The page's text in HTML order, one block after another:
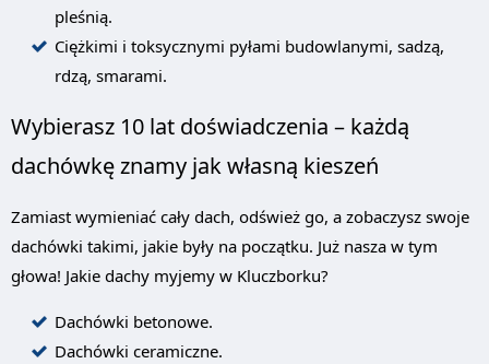
pleśnią.
Ciężkimi i toksycznymi pyłami budowlanymi, sadzą,
rdzą, smarami.
Wybierasz 10 lat doświadczenia – każdą
dachówkę znamy jak własną kieszeń
Zamiast wymieniać cały dach, odśwież go, a zobaczysz swoje
dachówki takimi, jakie były na początku. Już nasza w tym
głowa! Jakie dachy myjemy w Kluczborku?
Dachówki betonowe.
Dachówki ceramiczne.